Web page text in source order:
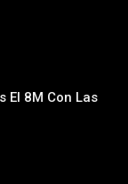
El 8M Con Las